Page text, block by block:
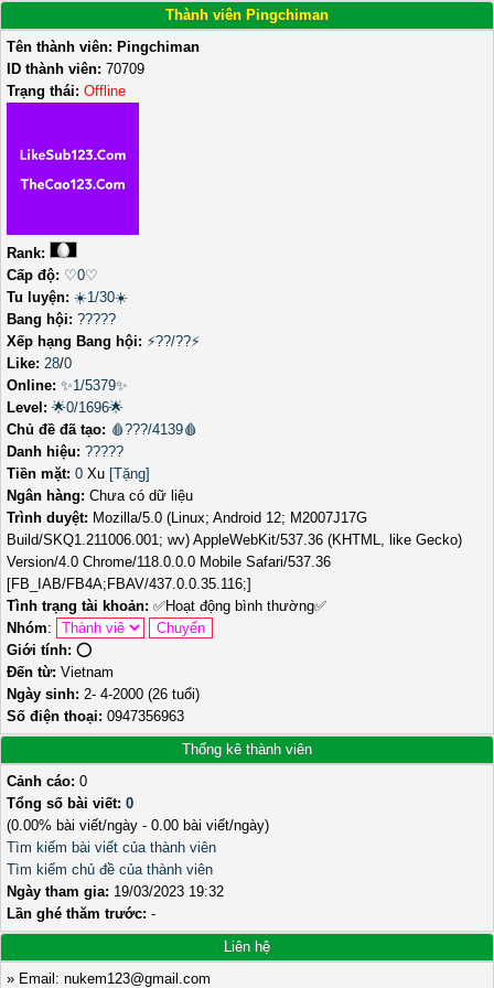
Thành viên Pingchiman
Tên thành viên: Pingchiman
ID thành viên: 70709
Trạng thái: Offline
Rank:
Cấp độ: ♡0♡
Tu luyện: ☀️1/30☀️
Bang hội: ?????
Xếp hạng Bang hội: ⚡??/??⚡
Like: 28/0
Online: ✨1/5379✨
Level: 🌟0/1696🌟
Chủ đề đã tạo: 🩸???/4139🩸
Danh hiệu: ?????
Tiền mặt: 0 Xu [Tặng]
Ngân hàng: Chưa có dữ liệu
Trình duyệt: Mozilla/5.0 (Linux; Android 12; M2007J17G
Build/SKQ1.211006.001; wv) AppleWebKit/537.36 (KHTML, like Gecko)
Version/4.0 Chrome/118.0.0.0 Mobile Safari/537.36
[FB_IAB/FB4A;FBAV/437.0.0.35.116;]
Tình trạng tài khoản: ✅Hoạt động bình thường✅
Nhóm:
Giới tính: ⭕️
Đến từ: Vietnam
Ngày sinh: 2- 4-2000 (26 tuổi)
Số điện thoại: 0947356963
Thống kê thành viên
Cảnh cáo: 0
Tổng số bài viết: 0
(0.00% bài viết/ngày - 0.00 bài viết/ngày)
Tìm kiếm bài viết của thành viên
Tìm kiếm chủ đề của thành viên
Ngày tham gia: 19/03/2023 19:32
Lần ghé thăm trước: -
Liên hệ
» Email: nukem123@gmail.com